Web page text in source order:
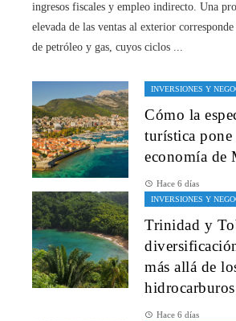
ingresos fiscales y empleo indirecto. Una
elevada de las ventas al exterior
de petróleo y gas, cuyos ciclos ...
INVERSIONES Y
Cómo la
turística pone
economía de
Hace 6 días
INVERSIONES Y
Trinidad y
más allá de
hidrocarburos
Hace 6 días